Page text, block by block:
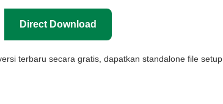
Direct Download
terbaru secara gratis, dapatkan standalone file setup